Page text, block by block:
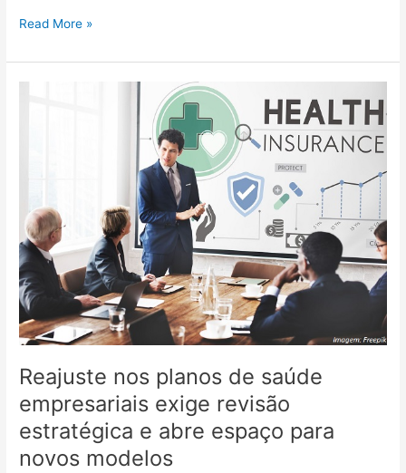
Read More »
Reajuste nos planos de saúde
empresariais exige revisão
estratégica e abre espaço para
novos modelos
exige
revisão
estratégica
e
abre
espaço
para
novos
modelos